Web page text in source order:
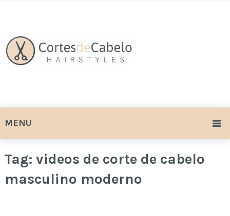
MENU
Tag: videos de corte de cabelo
masculino moderno